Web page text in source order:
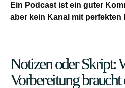
Ein Podcast ist ein guter
aber kein Kanal mit perfekten
Notizen oder Skript:
Vorbereitung braucht